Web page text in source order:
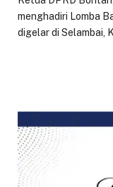
menghadiri Lomba
digelar di Selambai,